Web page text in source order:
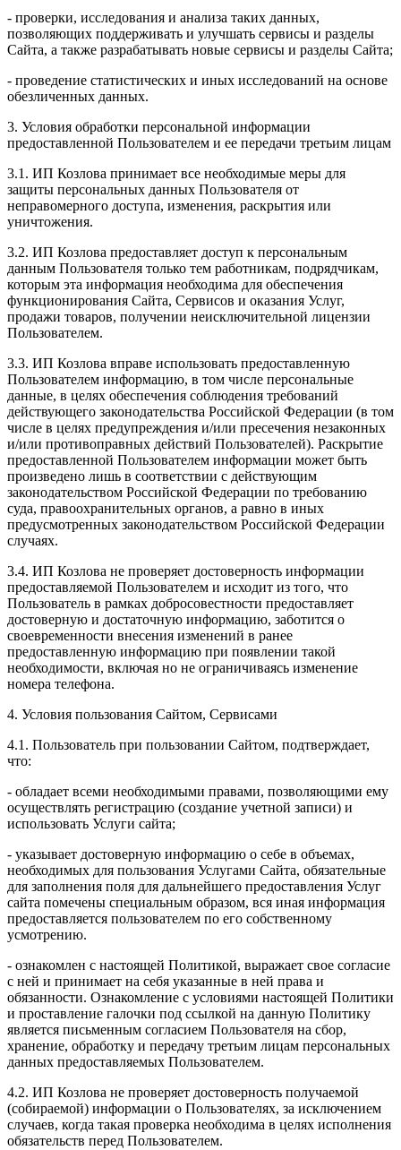
- проверки, исследования и анализа таких данных,
позволяющих поддерживать и улучшать сервисы и разделы
Сайта, а также разрабатывать новые сервисы и разделы Сайта;
- проведение статистических и иных исследований на основе
обезличенных данных.
3. Условия обработки персональной информации
предоставленной Пользователем и ее передачи третьим лицам
3.1. ИП Козлова принимает все необходимые меры для
защиты персональных данных Пользователя от
неправомерного доступа, изменения, раскрытия или
уничтожения.
3.2. ИП Козлова предоставляет доступ к персональным
данным Пользователя только тем работникам, подрядчикам,
которым эта информация необходима для обеспечения
функционирования Сайта, Сервисов и оказания Услуг,
продажи товаров, получении неисключительной лицензии
Пользователем.
3.3. ИП Козлова вправе использовать предоставленную
Пользователем информацию, в том числе персональные
данные, в целях обеспечения соблюдения требований
действующего законодательства Российской Федерации (в том
числе в целях предупреждения и/или пресечения незаконных
и/или противоправных действий Пользователей). Раскрытие
предоставленной Пользователем информации может быть
произведено лишь в соответствии с действующим
законодательством Российской Федерации по требованию
суда, правоохранительных органов, а равно в иных
предусмотренных законодательством Российской Федерации
случаях.
3.4. ИП Козлова не проверяет достоверность информации
предоставляемой Пользователем и исходит из того, что
Пользователь в рамках добросовестности предоставляет
достоверную и достаточную информацию, заботится о
своевременности внесения изменений в ранее
предоставленную информацию при появлении такой
необходимости, включая но не ограничиваясь изменение
номера телефона.
4. Условия пользования Сайтом, Сервисами
4.1. Пользователь при пользовании Сайтом, подтверждает,
что:
- обладает всеми необходимыми правами, позволяющими ему
осуществлять регистрацию (создание учетной записи) и
использовать Услуги сайта;
- указывает достоверную информацию о себе в объемах,
необходимых для пользования Услугами Сайта, обязательные
для заполнения поля для дальнейшего предоставления Услуг
сайта помечены специальным образом, вся иная информация
предоставляется пользователем по его собственному
усмотрению.
- ознакомлен с настоящей Политикой, выражает свое согласие
с ней и принимает на себя указанные в ней права и
обязанности. Ознакомление с условиями настоящей Политики
и проставление галочки под ссылкой на данную Политику
является письменным согласием Пользователя на сбор,
хранение, обработку и передачу третьим лицам персональных
данных предоставляемых Пользователем.
4.2. ИП Козлова не проверяет достоверность получаемой
(собираемой) информации о Пользователях, за исключением
случаев, когда такая проверка необходима в целях исполнения
обязательств перед Пользователем.